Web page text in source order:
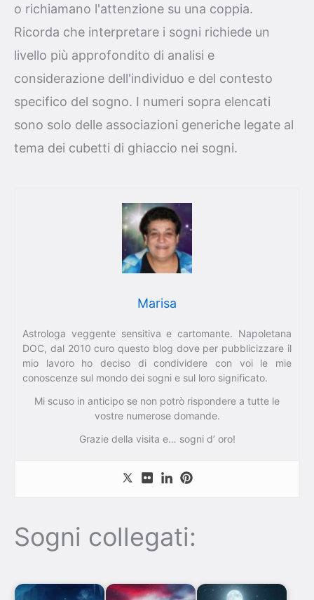
o richiamano l'attenzione su una coppia.
Ricorda che interpretare i sogni richiede un
livello più approfondito di analisi e
considerazione dell'individuo e del contesto
specifico del sogno. I numeri sopra elencati
sono solo delle associazioni generiche legate al
tema dei cubetti di ghiaccio nei sogni.
Marisa
Astrologa veggente sensitiva e cartomante. Napoletana
DOC, dal 2010 curo questo blog dove per pubblicizzare il
mio lavoro ho deciso di condividere con voi le mie
conoscenze sul mondo dei sogni e sul loro significato.
Mi scuso in anticipo se non potrò rispondere a tutte le
vostre numerose domande.
Grazie della visita e… sogni d’ oro!
Sogni collegati: